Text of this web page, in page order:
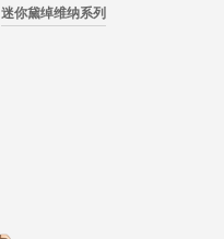
迷你黛绰维纳系列